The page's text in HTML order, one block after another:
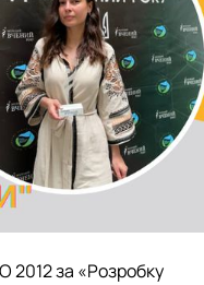
2012 за «Розробку